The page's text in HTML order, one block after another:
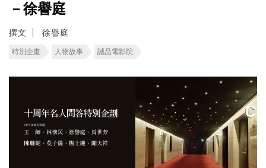
－徐譽庭
撰文 徐譽庭
特別企畫 人物故事 誠品電影院